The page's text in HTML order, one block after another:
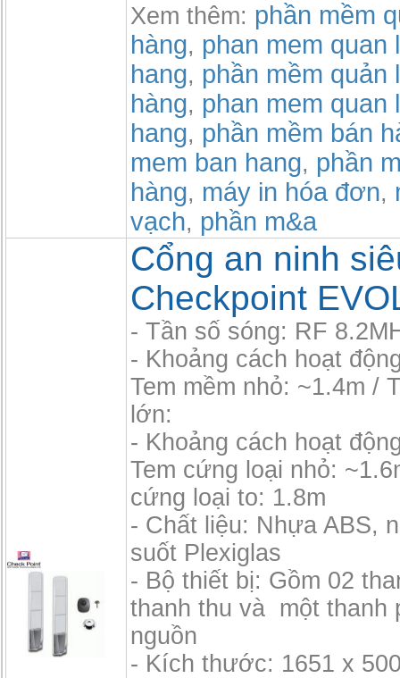
Xem thêm: phần mềm
hàng, phan mem quan
hang, phần mềm quản
hàng, phan mem quan
hang, phần mềm bán
mem ban hang, phần
hàng, máy in hóa đơn,
vạch, phần m&a
Cổng an ninh
Checkpoint
- Tần số sóng: RF
- Khoảng cách hoạt
Tem mềm nhỏ: ~1.4m /
lớn:
- Khoảng cách hoạt
Tem cứng loại nhỏ:
cứng loại to: 1.8m
- Chất liệu: Nhựa ABS,
suốt Plexiglas
- Bộ thiết bị: Gồm 02
thanh thu và một thanh
nguồn
- Kích thước: 1651 x